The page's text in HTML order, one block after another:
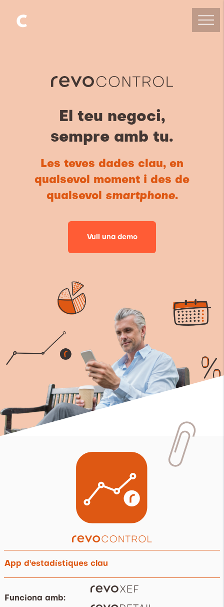
El teu negoci,
sempre amb tu.
Les teves dades clau, en
qualsevol moment i des de
qualsevol smartphone.
Vull una demo
App d'estadístiques clau
Funciona amb: